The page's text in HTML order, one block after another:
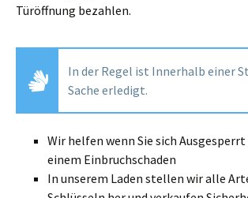
Türöffnung bezahlen.
In der Regel ist Innerhalb einer
Sache erledigt.
Wir helfen wenn Sie sich
einem Einbruchschaden
In unserem Laden stellen wir alle